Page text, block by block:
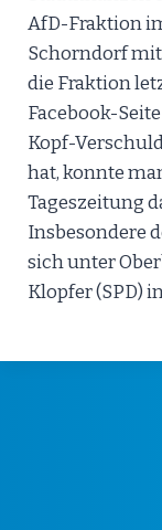
AfD-Fraktion
Schorndorf
die Fraktion
Facebook-
Kopf-
hat, konnte
Tageszeitung
Insbesondere
sich unter
Klopfer (SPD)